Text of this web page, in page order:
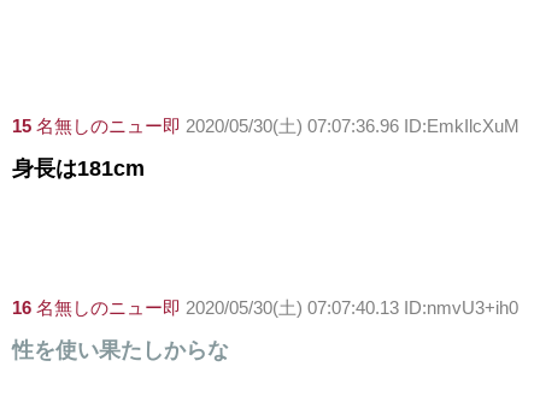
15 名無しのニュー即 2020/05/30(土) 07:07:36.96 ID:EmkIlcXuM
身長は181cm
16 名無しのニュー即 2020/05/30(土) 07:07:40.13 ID:nmvU3+ih0
性を使い果たしからな